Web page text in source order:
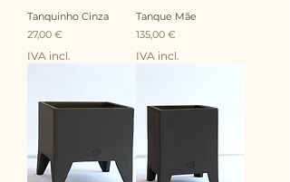
Tanquinho Cinza
Preço
27,00 €
IVA incl.
Tanque Mãe
Preço
135,00 €
IVA incl.